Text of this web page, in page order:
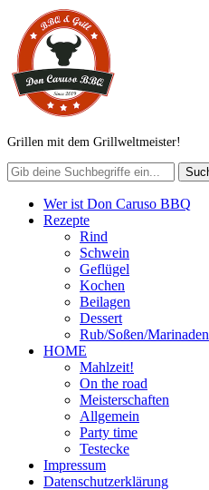
Grillen mit dem Grillweltmeister!
Wer ist Don Caruso BBQ
Rezepte
Rind
Schwein
Geflügel
Kochen
Beilagen
Dessert
Rub/Soßen/Marinaden
HOME
Mahlzeit!
On the road
Meisterschaften
Allgemein
Party time
Testecke
Impressum
Datenschutzerklärung